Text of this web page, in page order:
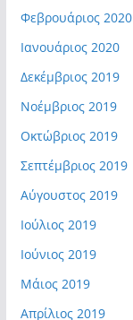
Φεβρουάριος 2020
Ιανουάριος 2020
Δεκέμβριος 2019
Νοέμβριος 2019
Οκτώβριος 2019
Σεπτέμβριος 2019
Αύγουστος 2019
Ιούλιος 2019
Ιούνιος 2019
Μάιος 2019
Απρίλιος 2019